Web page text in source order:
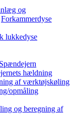
og
Forkammerdyse
lukkedyse
Spændejern
hældning
af værktøjskøling
opmåling
og beregning af